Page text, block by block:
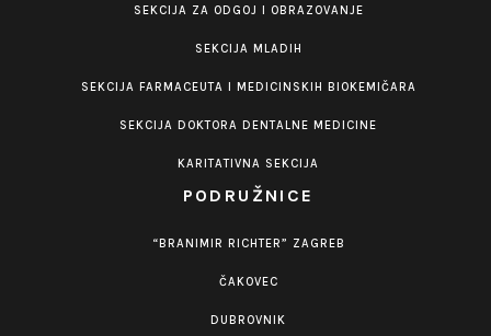
SEKCIJA ZA ODGOJ I OBRAZOVANJE
SEKCIJA MLADIH
SEKCIJA FARMACEUTA I MEDICINSKIH BIOKEMIČARA
SEKCIJA DOKTORA DENTALNE MEDICINE
KARITATIVNA SEKCIJA
PODRUŽNICE
“BRANIMIR RICHTER” ZAGREB
ČAKOVEC
DUBROVNIK